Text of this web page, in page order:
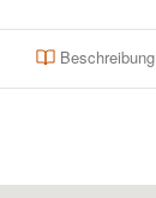
Beschreibung